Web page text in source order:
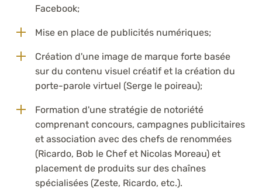
Facebook;
Mise en place de publicités numériques;
Création d'une image de marque forte basée
sur du contenu visuel créatif et la création du
porte-parole virtuel (Serge le poireau);
Formation d'une stratégie de notoriété
comprenant concours, campagnes publicitaires
et association avec des chefs de renommées
(Ricardo, Bob le Chef et Nicolas Moreau) et
placement de produits sur des chaînes
spécialisées (Zeste, Ricardo, etc.).